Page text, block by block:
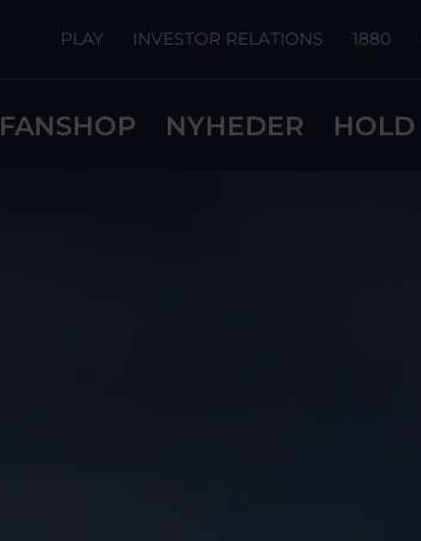
FANSHOP NYHEDER HOLD
PLAY INVESTOR RELATIONS 1880